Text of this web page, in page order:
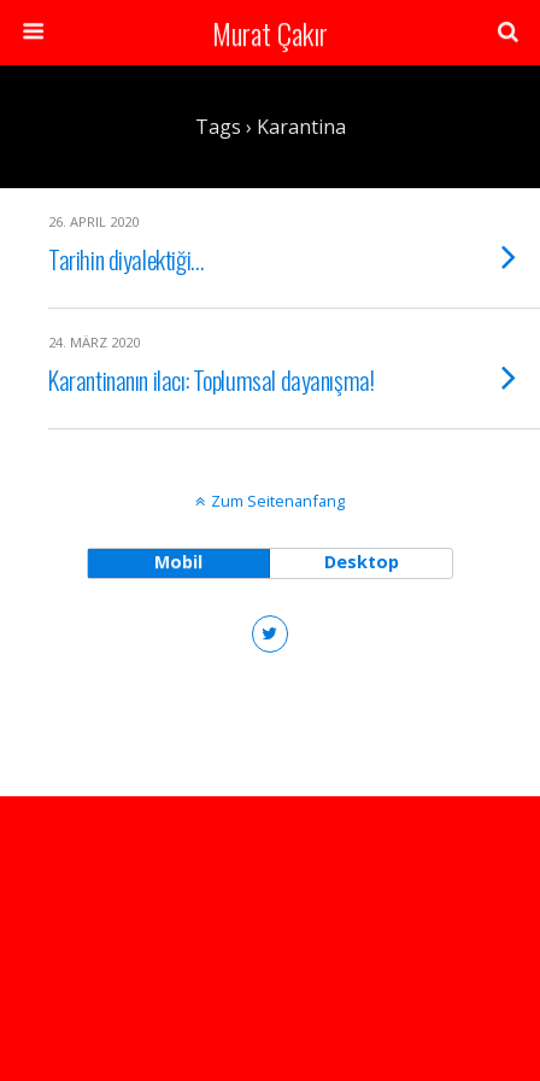
Murat Çakır
Tags › Karantina
26. APRIL 2020
Tarihin diyalektiği…
24. MÄRZ 2020
Karantinanın ilacı: Toplumsal dayanışma!
Zum Seitenanfang
Mobil Desktop